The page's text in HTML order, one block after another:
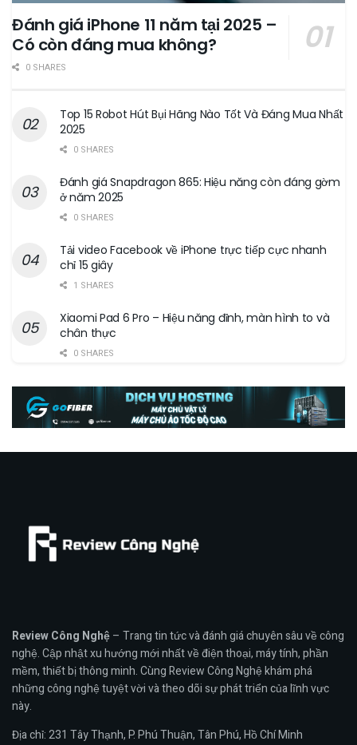
Đánh giá iPhone 11 năm tại 2025 –
Có còn đáng mua không?
0 SHARES
Top 15 Robot Hút Bụi Hãng Nào Tốt Và Đáng Mua Nhất
2025
0 SHARES
Đánh giá Snapdragon 865: Hiệu năng còn đáng gờm
ở năm 2025
0 SHARES
Tải video Facebook về iPhone trực tiếp cực nhanh
chỉ 15 giây
1 SHARES
Xiaomi Pad 6 Pro – Hiệu năng đỉnh, màn hình to và
chân thực
0 SHARES
Review Công Nghệ– Trang tin tức và đánh giá chuyên sâu về công
nghệ. Cập nhật xu hướng mới nhất về điện thoại, máy tính, phần
mềm, thiết bị thông minh. Cùng Review Công Nghệ khám phá
những công nghệ tuyệt vời và theo dõi sự phát triển của lĩnh vực
này.
Địa chỉ: 231 Tây Thạnh, P. Phú Thuận, Tân Phú, Hồ Chí Minh